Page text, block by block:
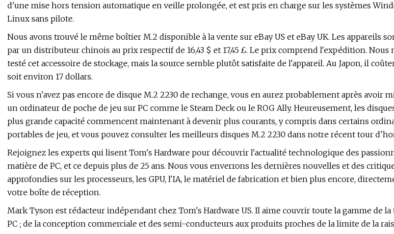
d'une mise hors tension automatique en veille prolongée, et est pris en charge sur les systèmes
Linux sans pilote.
Nous avons trouvé le même boîtier M.2 disponible à la vente sur eBay US et eBay UK. Les appareils
par un distributeur chinois au prix respectif de 16,43 $ et 17,45 £. Le prix comprend l'expédition. Nous
testé cet accessoire de stockage, mais la source semble plutôt satisfaite de l'appareil. Au Japon, il
soit environ 17 dollars.
Si vous n'avez pas encore de disque M.2 2230 de rechange, vous en aurez probablement après avoir
un ordinateur de poche de jeu sur PC comme le Steam Deck ou le ROG Ally. Heureusement, les
plus grande capacité commencent maintenant à devenir plus courants, y compris dans certains
portables de jeu, et vous pouvez consulter les meilleurs disques M.2 2230 dans notre récent tour
Rejoignez les experts qui lisent Tom's Hardware pour découvrir l'actualité technologique des
matière de PC, et ce depuis plus de 25 ans. Nous vous enverrons les dernières nouvelles et des
approfondies sur les processeurs, les GPU, l'IA, le matériel de fabrication et bien plus encore,
votre boîte de réception.
Mark Tyson est rédacteur indépendant chez Tom's Hardware US. Il aime couvrir toute la gamme de
PC ; de la conception commerciale et des semi-conducteurs aux produits proches de la limite de la